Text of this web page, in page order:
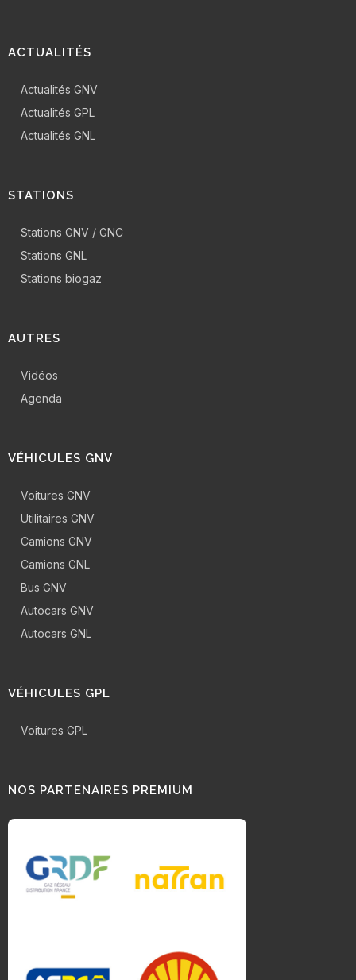
ACTUALITÉS
Actualités GNV
Actualités GPL
Actualités GNL
STATIONS
Stations GNV / GNC
Stations GNL
Stations biogaz
AUTRES
Vidéos
Agenda
VÉHICULES GNV
Voitures GNV
Utilitaires GNV
Camions GNV
Camions GNL
Bus GNV
Autocars GNV
Autocars GNL
VÉHICULES GPL
Voitures GPL
NOS PARTENAIRES PREMIUM